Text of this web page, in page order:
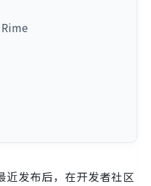
近发布后，在开发者社区